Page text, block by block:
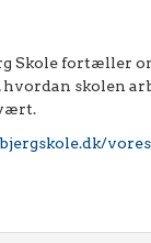
Skole fortæller
skolen